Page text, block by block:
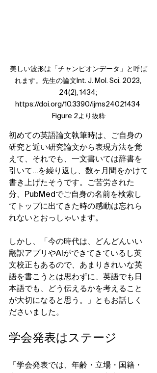
美しい波形は「チャンピオンデータ」と呼ば
れます。先生の論文Int. J. Mol. Sci. 2023,
24(2), 1434;
https://doi.org/10.3390/ijms24021434
Figure 2より抜粋
初めての英語論文執筆時は、ご自身の
研究と近い研究論文から表現方法を覚
えて、それでも、一文書いては辞書を
引いて…を繰り返し、数ヶ月間をかけて
書き上げたそうです。ご苦労された
分、PubMedでご自身の名前を検索し
てトップに出てきた時の感動は忘れら
れないとおっしゃいます。
しかし、「今の時代は、どんどんいい
翻訳アプリやAIができてきているし英
文校正もあるので、あまりきれいな英
語を書こうとは思わずに、英語でも日
本語でも、どう伝えるかを考えること
が大切になると思う。」ともお話しく
ださいました。
学会発表はステージ
「学会発表では、年齢・立場・国籍・